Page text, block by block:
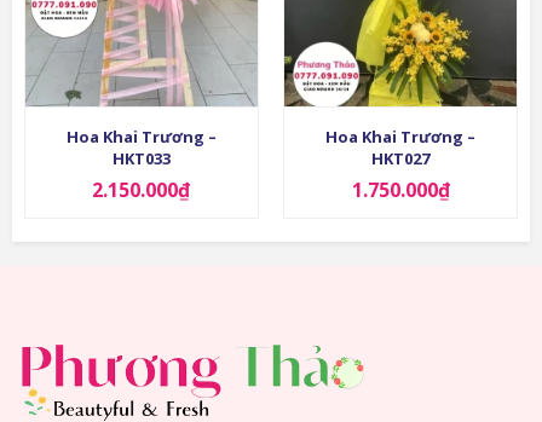
Hoa Khai Trương –
HKT033
2.150.000₫
Hoa Khai Trương –
HKT027
1.750.000₫